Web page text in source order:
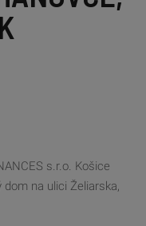
s.r.o. Košice
dom na ulici Želiarska,